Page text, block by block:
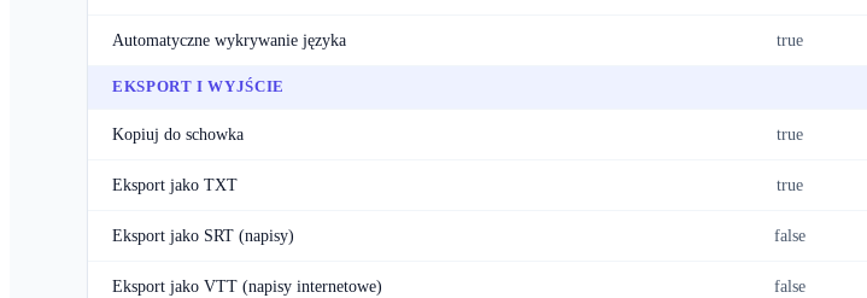
Automatyczne wykrywanie języka true
EKSPORT I WYJŚCIE
Kopiuj do schowka true
Eksport jako TXT true
Eksport jako SRT (napisy) false
Eksport jako VTT (napisy internetowe) false